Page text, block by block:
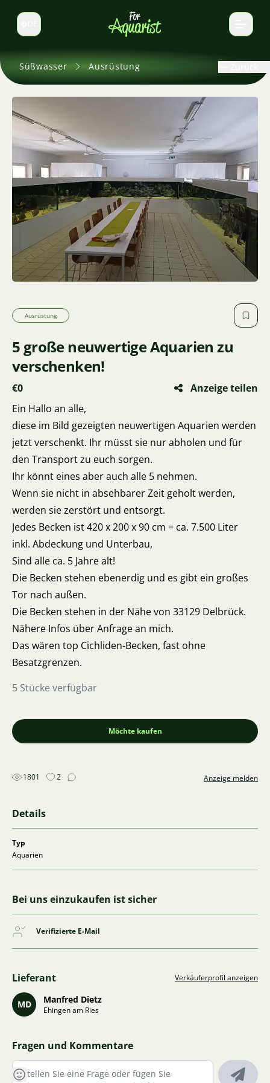
Sprache wechseln
Süßwasser Ausrüstung
Ausrüstung
5 große neuwertige Aquarien zu
verschenken!
€0
Anzeige teilen
Ein Hallo an alle,
diese im Bild gezeigten neuwertigen Aquarien werden
jetzt verschenkt. Ihr müsst sie nur abholen und für
den Transport zu euch sorgen.
Ihr könnt eines aber auch alle 5 nehmen.
Wenn sie nicht in absehbarer Zeit geholt werden,
werden sie zerstört und entsorgt.
Jedes Becken ist 420 x 200 x 90 cm = ca. 7.500 Liter
inkl. Abdeckung und Unterbau,
Sind alle ca. 5 Jahre alt!
Die Becken stehen ebenerdig und es gibt ein großes
Tor nach außen.
Die Becken stehen in der Nähe von 33129 Delbrück.
Nähere Infos über Anfrage an mich.
Das wären top Cichliden-Becken, fast ohne
Besatzgrenzen.
5 Stücke verfügbar
Möchte kaufen
1801 2 Anzeige melden
Details
Typ
Aquarien
Bei uns einzukaufen ist sicher
Verifizierte E-Mail
Lieferant Verkäuferprofil anzeigen
MD Manfred Dietz
Ehingen am Ries
Fragen und Kommentare